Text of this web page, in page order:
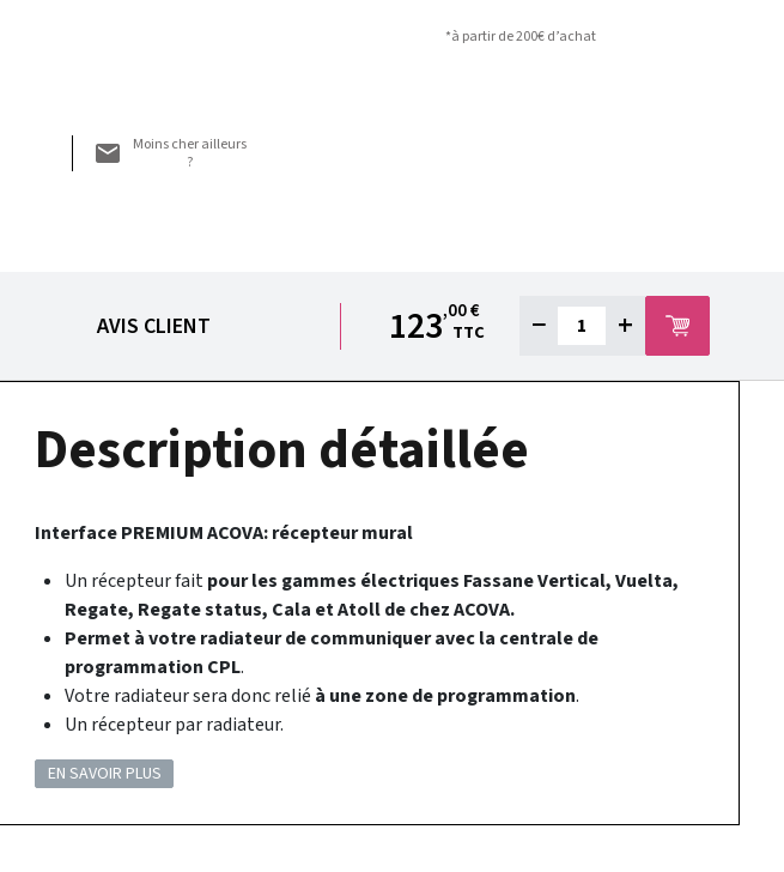
Moins cher ailleurs
?
*à partir de 200€ d’achat
AVIS CLIENT 123,00 €
TTC
− +
Description détaillée
Interface PREMIUM ACOVA: récepteur mural
Un récepteur faitpour les gammes électriques Fassane Vertical, Vuelta,
Regate, Regate status, Cala et Atoll de chez ACOVA.
Permet à votre radiateur de communiquer avec la centrale de
programmation CPL.
Votre radiateur sera donc relié à une zone de programmation.
Un récepteur par radiateur.
EN SAVOIR PLUS